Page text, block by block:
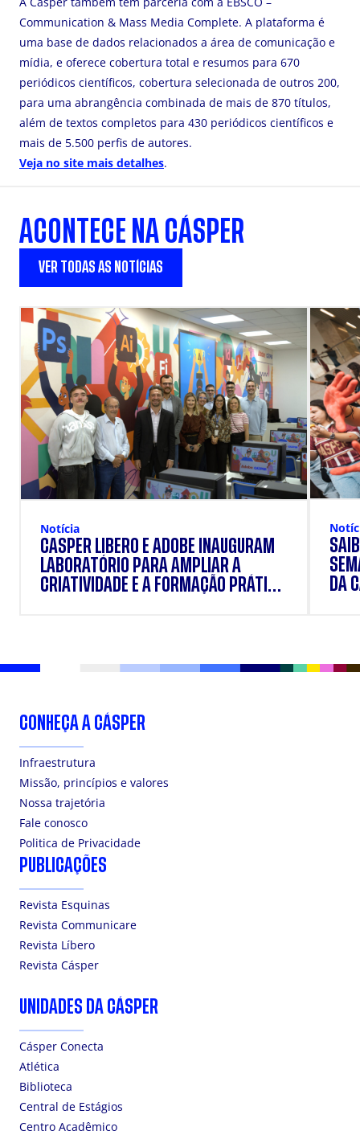
Communication & Mass Media Complete. A plataforma é
uma base de dados relacionados a área de comunicação e
mídia, e oferece cobertura total e resumos para 670
periódicos científicos, cobertura selecionada de outros 200,
para uma abrangência combinada de mais de 870 títulos,
além de textos completos para 430 periódicos científicos e
mais de 5.500 perfis de autores.
Veja no site mais detalhes.
ACONTECE NA CÁSPER
VER TODAS AS NOTÍCIAS
Notícia
CÁSPER LÍBERO E ADOBE INAUGURAM
LABORATÓRIO PARA AMPLIAR A
CRIATIVIDADE E A FORMAÇÃO PRÁTICA
DA
CONHEÇA A CÁSPER
Infraestrutura
Missão, princípios e valores
Nossa trajetória
Fale conosco
Politica de Privacidade
PUBLICAÇÕES
Revista Esquinas
Revista Communicare
Revista Líbero
Revista Cásper
UNIDADES DA CÁSPER
Cásper Conecta
Atlética
Biblioteca
Central de Estágios
Centro Acadêmico